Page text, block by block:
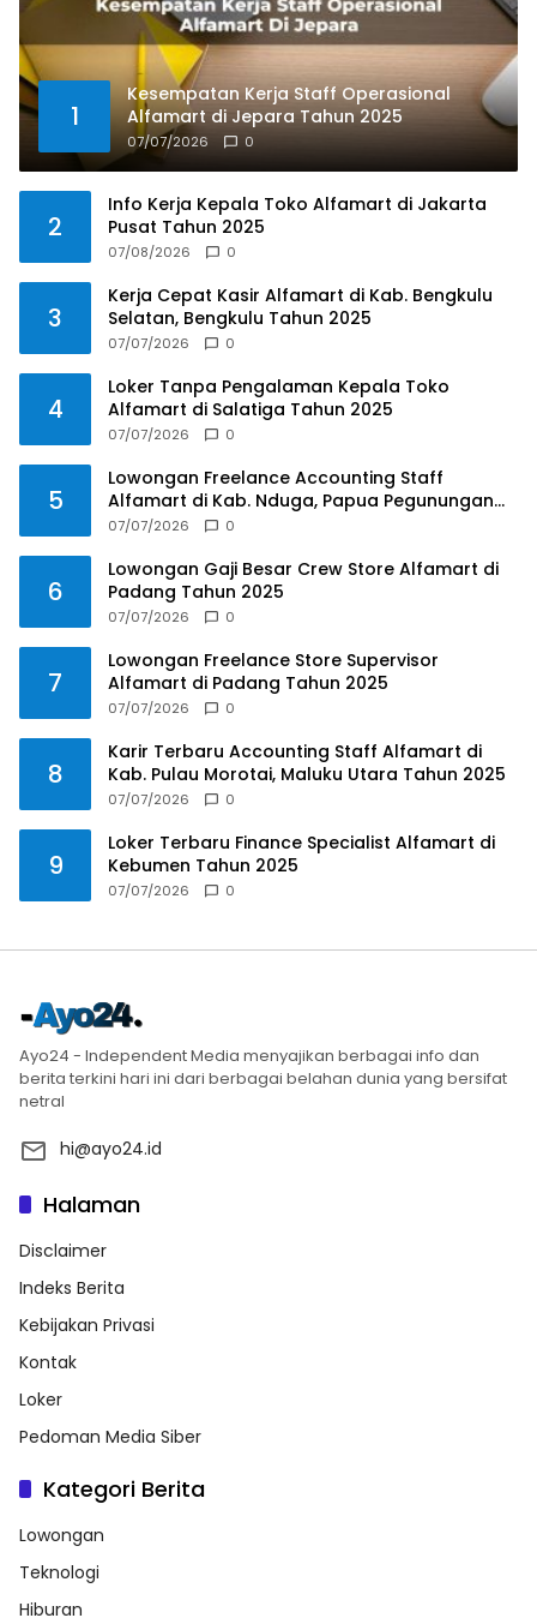
1
Kesempatan Kerja Staff Operasional
Alfamart di Jepara Tahun 2025
07/07/2026 0
2
Info Kerja Kepala Toko Alfamart di Jakarta
Pusat Tahun 2025
07/08/2026 0
3
Kerja Cepat Kasir Alfamart di Kab. Bengkulu
Selatan, Bengkulu Tahun 2025
07/07/2026 0
4
Loker Tanpa Pengalaman Kepala Toko
Alfamart di Salatiga Tahun 2025
07/07/2026 0
5
Lowongan Freelance Accounting Staff
Alfamart di Kab. Nduga, Papua Pegunungan
Tahun 2025
07/07/2026 0
6
Lowongan Gaji Besar Crew Store Alfamart di
Padang Tahun 2025
07/07/2026 0
7
Lowongan Freelance Store Supervisor
Alfamart di Padang Tahun 2025
07/07/2026 0
8
Karir Terbaru Accounting Staff Alfamart di
Kab. Pulau Morotai, Maluku Utara Tahun 2025
07/07/2026 0
9
Loker Terbaru Finance Specialist Alfamart di
Kebumen Tahun 2025
07/07/2026 0
Ayo24 - Independent Media menyajikan berbagai info dan
berita terkini hari ini dari berbagai belahan dunia yang bersifat
netral
hi@ayo24.id
Halaman
Disclaimer
Indeks Berita
Kebijakan Privasi
Kontak
Loker
Pedoman Media Siber
Kategori Berita
Lowongan
Teknologi
Hiburan